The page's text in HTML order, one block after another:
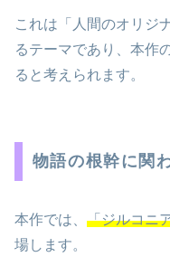
これは「人間のオリジ
るテーマであり、本作
ると考えられます。
物語の根幹に関
本作では、 「ジルコニ
場します。